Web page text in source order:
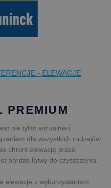
- ELEWACJE -
PREMIUM
nie tylko wizualnie i
dla wszystkich rodzajów
chroni elewację przed
bardzo łatwy do czyszczenia.
elewacje z wykorzystaniem